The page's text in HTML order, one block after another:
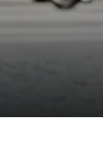
Dein Partner